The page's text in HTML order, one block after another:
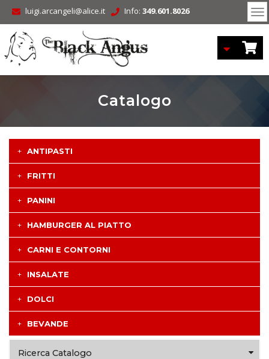
luigi.arcangeli@alice.it Info: 349.601.8026
Catalogo
ANTIPASTI
FRITTI
PANINI
HAMBURGER AL PIATTO
CARNI E CONTORNI
INSALATE
DOLCI
BEVANDE
Ricerca Catalogo